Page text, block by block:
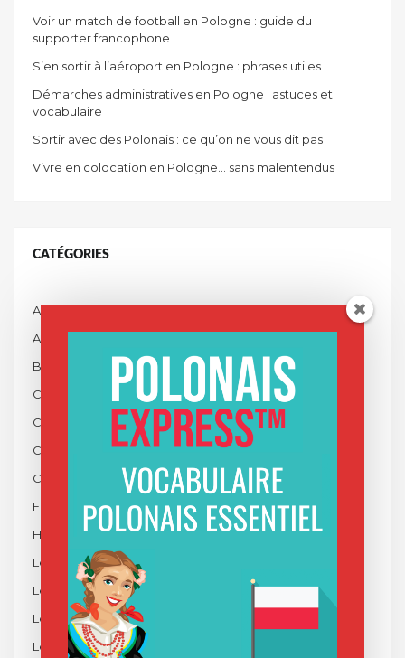
Voir un match de football en Pologne : guide du
supporter francophone
S’en sortir à l’aéroport en Pologne : phrases utiles
Démarches administratives en Pologne : astuces et
vocabulaire
Sortir avec des Polonais : ce qu’on ne vous dit pas
Vivre en colocation en Pologne… sans malentendus
CATÉGORIES
Actualités
Apprendre le Polonais
Blog
Cinéma Polonais
Cracovie
Cuisine Polonaise
Culture Polonaise
Fêtes en Pologne
Histoire de la Pologne
Les Desserts Polonais
Les Entrées Polonaises
Les Plats Polonais
Les Soupes Polonaises